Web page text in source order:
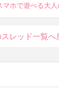
ホで遊べる大人
レッド一覧へ